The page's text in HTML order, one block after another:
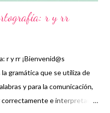
r y rr
r y rr ¡Bienvenid@s
gramática que se utiliza de
y para la comunicación,
e interpretar